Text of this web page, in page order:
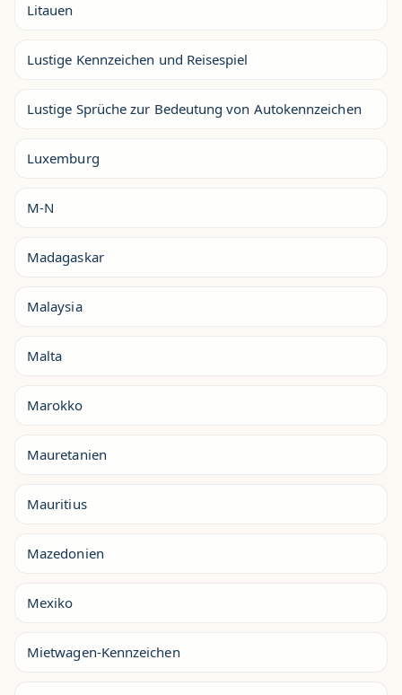
Litauen
Lustige Kennzeichen und Reisespiel
Lustige Sprüche zur Bedeutung von Autokennzeichen
Luxemburg
M-N
Madagaskar
Malaysia
Malta
Marokko
Mauretanien
Mauritius
Mazedonien
Mexiko
Mietwagen-Kennzeichen